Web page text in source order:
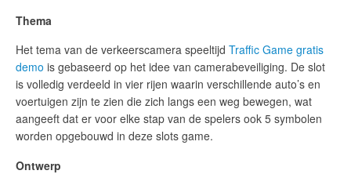
Thema
Het tema van de verkeerscamera speeltijd Traffic Game gratis
demo is gebaseerd op het idee van camerabeveiliging. De slot
is volledig verdeeld in vier rijen waarin verschillende auto’s en
voertuigen zijn te zien die zich langs een weg bewegen, wat
aangeeft dat er voor elke stap van de spelers ook 5 symbolen
worden opgebouwd in deze slots game.
Ontwerp